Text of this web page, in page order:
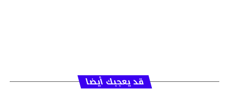
قد يعجبك أيضا